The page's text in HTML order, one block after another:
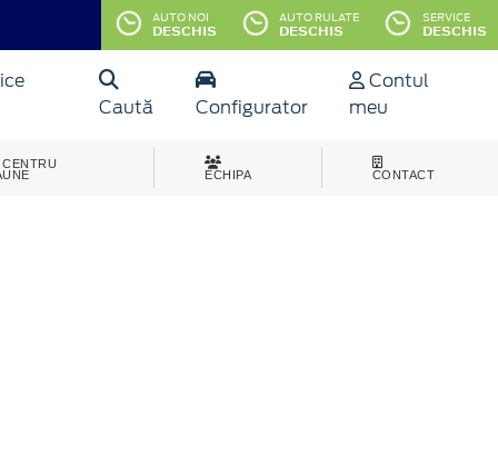
AUTO NOI
DESCHIS
AUTO RULATE
DESCHIS
SERVICE
DESCHIS
Caută Configurator
Contul
meu
CENTRU
ECHIPA CONTACT